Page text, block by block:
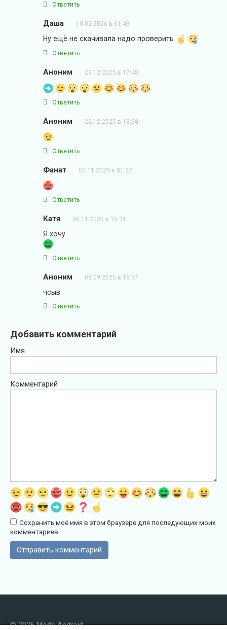
Ответить
Даша 10.02.2026 в 01:48
Ну ещё не скачивала надо проверить
Ответить
Аноним 23.12.2025 в 17:48
Ответить
Аноним 22.12.2025 в 18:38
Ответить
Фанат 07.11.2025 в 01:22
Ответить
Катя 06.11.2025 в 15:31
Я хочу
Ответить
Аноним 03.09.2025 в 16:57
чсыв
Ответить
Добавить комментарий
Имя
Комментарий
Сохранить моё имя в этом браузере для последующих моих
комментариев.
© 2026 Mods Android